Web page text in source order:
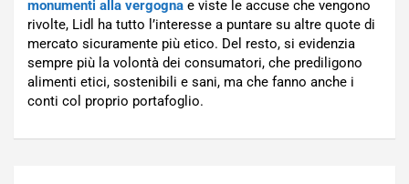
monumenti alla vergogna e viste le accuse che vengono
rivolte, Lidl ha tutto l’interesse a puntare su altre quote di
mercato sicuramente più etico. Del resto, si evidenzia
sempre più la volontà dei consumatori, che prediligono
alimenti etici, sostenibili e sani, ma che fanno anche i
conti col proprio portafoglio.